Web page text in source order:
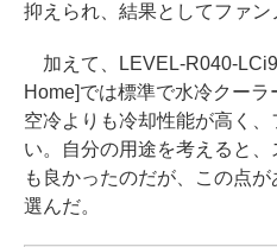
抑えられ、結果としてファン
加えて、LEVEL-R040-
Home]では標準で水冷クー
空冷よりも冷却性能が高く
い。自分の用途を考えると
も良かったのだが、この点
選んだ。